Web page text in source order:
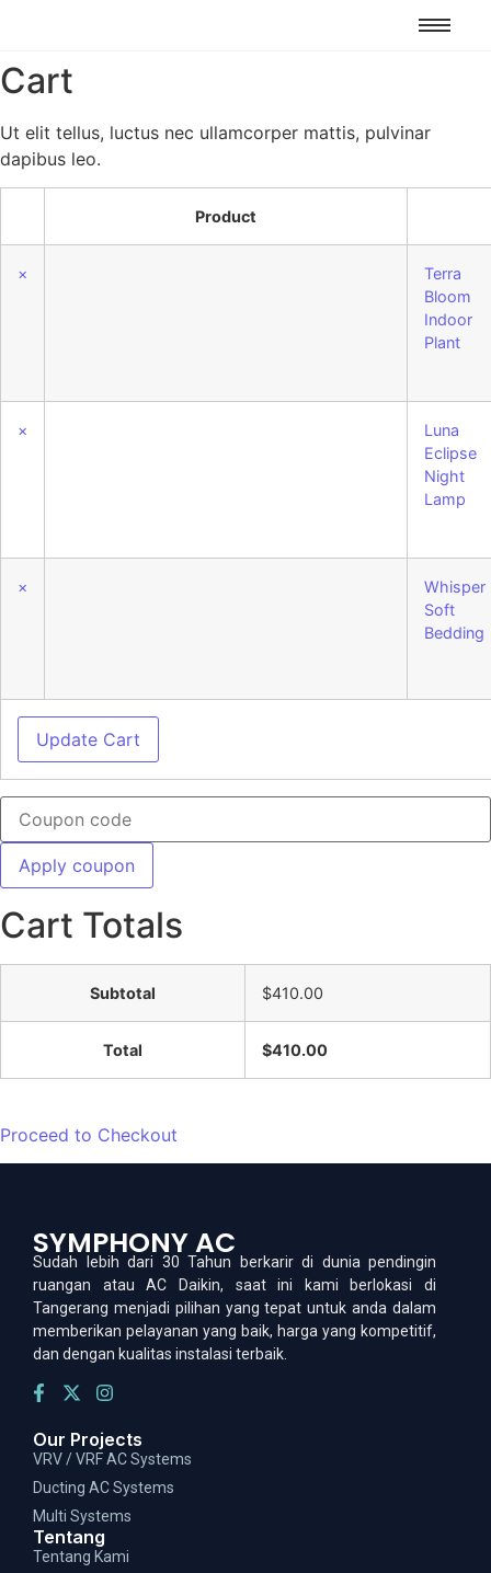
Cart
Ut elit tellus, luctus nec ullamcorper mattis, pulvinar
dapibus leo.
Product
×
Terra
Bloom
Indoor
Plant
×
Luna
Eclipse
Night
Lamp
×
Whisper
Soft
Bedding
Update Cart
Apply coupon
Cart Totals
Subtotal $410.00
Total $410.00
Proceed to Checkout
SYMPHONY AC
Sudah lebih dari 30 Tahun berkarir di dunia pendingin
ruangan atau AC Daikin, saat ini kami berlokasi di
Tangerang menjadi pilihan yang tepat untuk anda dalam
memberikan pelayanan yang baik, harga yang kompetitif,
dan dengan kualitas instalasi terbaik.
Our Projects
VRV / VRF AC Systems
Ducting AC Systems
Multi Systems
Tentang
Tentang Kami